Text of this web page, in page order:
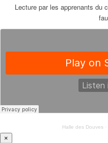
Lecture par les apprenants du
Halle des Douves·
×